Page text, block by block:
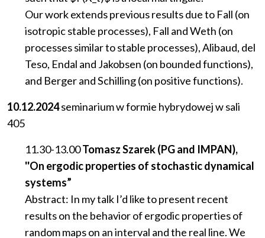
Our work extends previous results due to Fall (on
isotropic stable processes), Fall and Weth (on
processes similar to stable processes), Alibaud, del
Teso, Endal and Jakobsen (on bounded functions),
and Berger and Schilling (on positive functions).
10.12.2024seminariumwformie hybrydowejwsali
405
11.30-13.00Tomasz Szarek (PG and IMPAN),
''On ergodic properties of stochastic dynamical
systems”
Abstract: In my talk I’d like to present recent
results on the behavior of ergodic properties of
random maps on an interval and the real line. We